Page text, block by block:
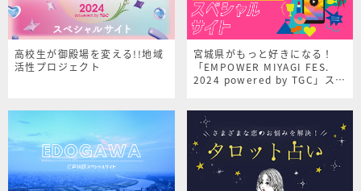
高校生が御殿場を変える!!地域
活性プロジェクト
宮城県がもっと好きになる！
「EMPOWER MIYAGI FES.
2024 powered by TGC」スペ